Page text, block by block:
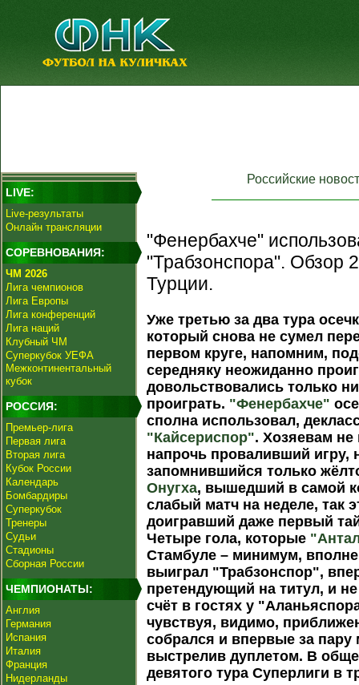
LIVE:
Live-результаты
Онлайн трансляции
СОРЕВНОВАНИЯ:
ЧМ 2026
Лига чемпионов
Лига Европы
Лига конференций
Лига наций
Клубный ЧМ
Суперкубок УЕФА
Межконтинентальный
кубок
РОССИЯ:
Премьер-лига
Первая лига
Вторая лига
Кубок России
Календарь
Бомбардиры
Суперкубок
Тренеры
Судьи
Стадионы
Сборная России
ЧЕМПИОНАТЫ:
Англия
Германия
Испания
Италия
Франция
Нидерланды
Российские
"Фенербахче"
"Трабзонспора". Обзор
Турции.
Уже третью за два тура
который снова не сумел
первом круге, напомним,
середняку неожиданно
довольствовались только
проиграть. "Фенербахче"
сполна использовал,
"Кайсериспор". Хозяевам
напрочь проваливший игру,
запомнившийся только
Онугха, вышедший в самой
слабый матч на неделе, так
доигравший даже первый
Четыре гола, которые
Стамбуле – минимум,
выиграл "Трабзонспор",
претендующий на титул, и
счёт в гостях у
чувствуя, видимо,
собрался и впервые за пару
выстрелив дуплетом. В
девятого тура Суперлиги в